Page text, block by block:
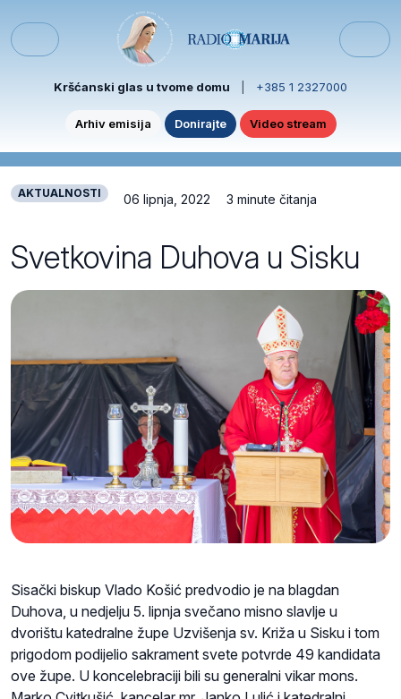
Menu
Kršćanski glas u tvome domu +385 1 2327000
Arhiv emisija Donirajte Video stream
AKTUALNOSTI 06 lipnja, 2022 3 minute čitanja
Svetkovina Duhova u Sisku
Sisački biskup Vlado Košić predvodio je na blagdan
Duhova, u nedjelju 5. lipnja svečano misno slavlje u
dvorištu katedralne župe Uzvišenja sv. Križa u Sisku i tom
prigodom podijelio sakrament svete potvrde 49 kandidata
ove župe. U koncelebraciji bili su generalni vikar mons.